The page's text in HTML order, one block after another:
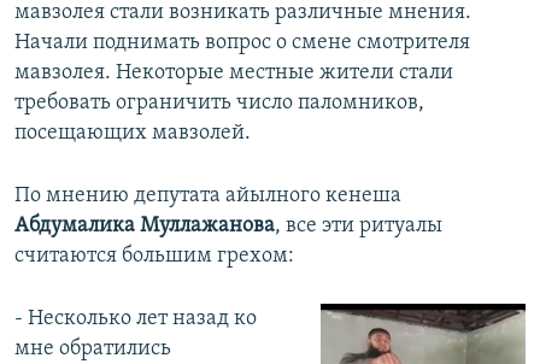
мавзолея стали возникать различные мнения.
Начали поднимать вопрос о смене смотрителя
мавзолея. Некоторые местные жители стали
требовать ограничить число паломников,
посещающих мавзолей.
По мнению депутата айылного кенеша
Абдумалика Муллажанова, все эти ритуалы
считаются большим грехом:
- Несколько лет назад ко
мне обратились